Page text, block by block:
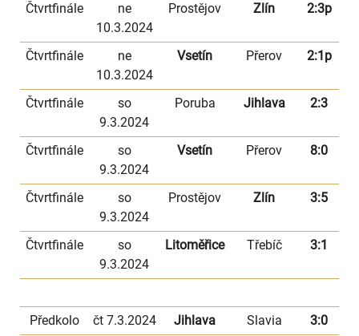
Čtvrtfinále
ne
10.3.2024
Prostějov Zlín 2:3p
Čtvrtfinále
ne
10.3.2024
Vsetín Přerov 2:1p
Čtvrtfinále
so
9.3.2024
Poruba Jihlava 2:3
Čtvrtfinále
so
9.3.2024
Vsetín Přerov 8:0
Čtvrtfinále
so
9.3.2024
Prostějov Zlín 3:5
Čtvrtfinále
so
9.3.2024
Litoměřice Třebíč 3:1
Předkolo čt 7.3.2024 Jihlava Slavia
3:0